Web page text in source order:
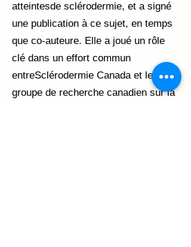
atteintesde sclérodermie, et a signé
une publication à ce sujet, en temps
que co-auteure. Elle a joué un rôle
clé dans un effort commun
entreSclérodermie Canada et le
groupe de recherche canadien sur la